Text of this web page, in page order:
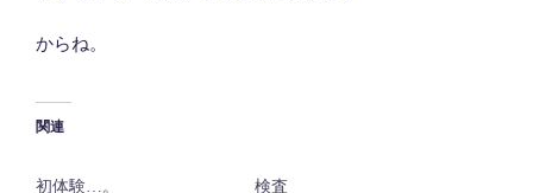
からね。
関連
初体験…。 検査